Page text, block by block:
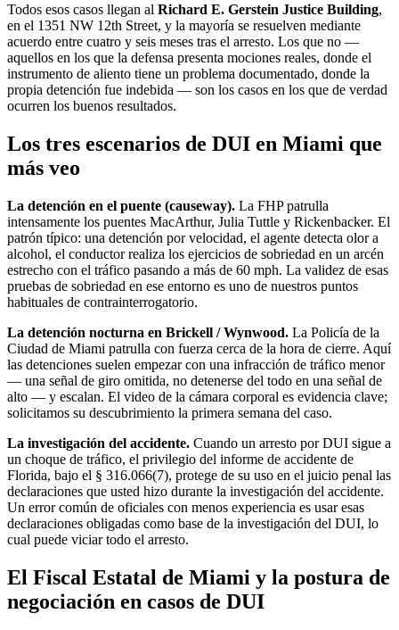
Todos esos casos llegan al Richard E. Gerstein Justice Building,
en el 1351 NW 12th Street, y la mayoría se resuelven mediante
acuerdo entre cuatro y seis meses tras el arresto. Los que no —
aquellos en los que la defensa presenta mociones reales, donde el
instrumento de aliento tiene un problema documentado, donde la
propia detención fue indebida — son los casos en los que de verdad
ocurren los buenos resultados.
Los tres escenarios de DUI en Miami que
más veo
La detención en el puente (causeway). La FHP patrulla
intensamente los puentes MacArthur, Julia Tuttle y Rickenbacker. El
patrón típico: una detención por velocidad, el agente detecta olor a
alcohol, el conductor realiza los ejercicios de sobriedad en un arcén
estrecho con el tráfico pasando a más de 60 mph. La validez de esas
pruebas de sobriedad en ese entorno es uno de nuestros puntos
habituales de contrainterrogatorio.
La detención nocturna en Brickell / Wynwood. La Policía de la
Ciudad de Miami patrulla con fuerza cerca de la hora de cierre. Aquí
las detenciones suelen empezar con una infracción de tráfico menor
— una señal de giro omitida, no detenerse del todo en una señal de
alto — y escalan. El video de la cámara corporal es evidencia clave;
solicitamos su descubrimiento la primera semana del caso.
La investigación del accidente. Cuando un arresto por DUI sigue a
un choque de tráfico, el privilegio del informe de accidente de
Florida, bajo el § 316.066(7), protege de su uso en el juicio penal las
declaraciones que usted hizo durante la investigación del accidente.
Un error común de oficiales con menos experiencia es usar esas
declaraciones obligadas como base de la investigación del DUI, lo
cual puede viciar todo el arresto.
El Fiscal Estatal de Miami y la postura de
negociación en casos de DUI